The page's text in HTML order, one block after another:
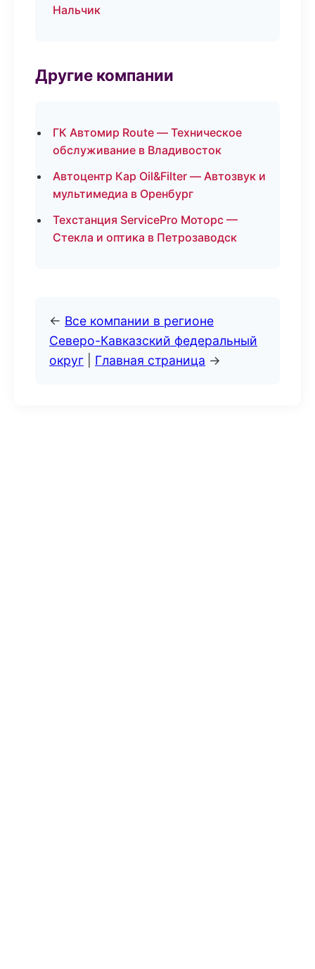
Нальчик
Другие компании
ГК Автомир Route — Техническое
обслуживание в Владивосток
Автоцентр Кар Oil&Filter — Автозвук и
мультимедиа в Оренбург
Техстанция ServicePro Моторс —
Стекла и оптика в Петрозаводск
← Все компании в регионе
Северо-Кавказский федеральный
округ
Главная страница →